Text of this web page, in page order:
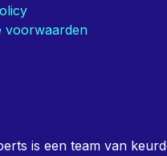
voorwaarden
is een team van